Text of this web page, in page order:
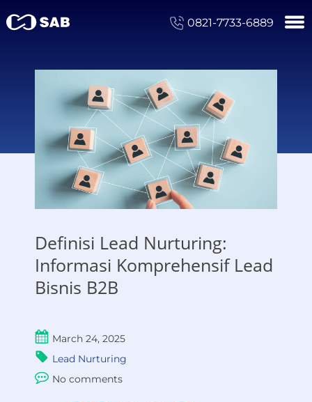
0821-7733-6889
Definisi Lead Nurturing:
Informasi Komprehensif Lead
Bisnis B2B
March 24, 2025
Lead Nurturing
No comments